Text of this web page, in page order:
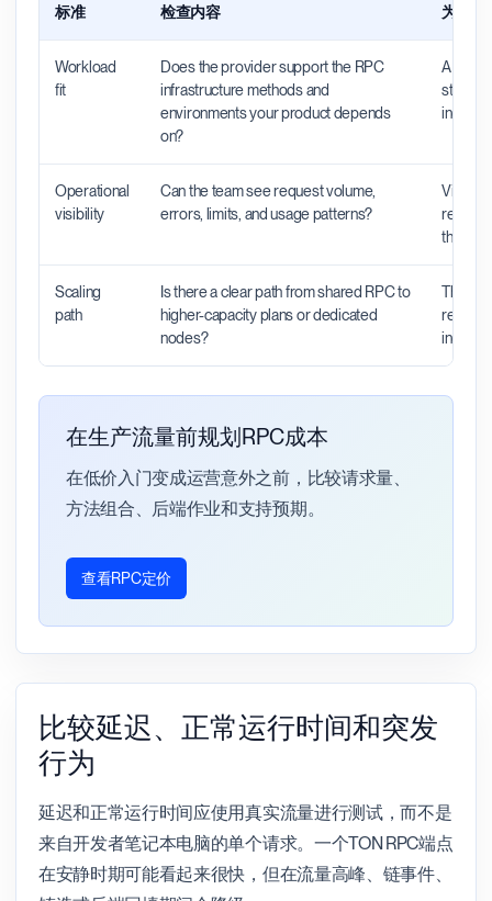
标准 检查内容 为什么
Workload
fit
Does the provider support the RPC
infrastructure methods and
environments your product depends
on?
A
still be
Operational
visibility
Can the team see request volume,
errors, limits, and usage patterns?
the
Scaling
path
Is there a clear path from shared RPC to
higher-capacity plans or dedicated
nodes?
The
rebuild
在生产流量前规划RPC成本
在低价入门变成运营意外之前，比较请求量、
方法组合、后端作业和支持预期。
查看RPC定价
比较延迟、正常运行时间和突发
行为
延迟和正常运行时间应使用真实流量进行测试，而不是
来自开发者笔记本电脑的单个请求。一个TON RPC端点
在安静时期可能看起来很快，但在流量高峰、链事件、